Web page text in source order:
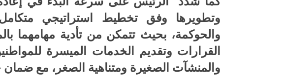
وتطويرها وفق تخطيط استراتيجي متكامل
والحوكمة، بحيث تتمكن من تأدية مهامهما
القرارات وتقديم الخدمات الميسرة
والمنشآت الصغيرة ومتناهية الصغر، مع